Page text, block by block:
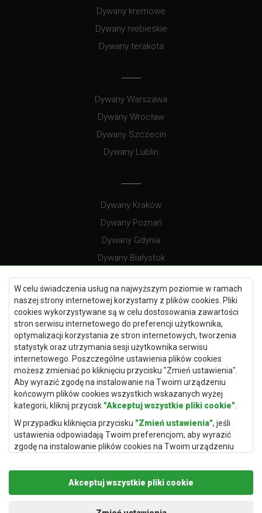
W celu świadczenia usług na najwyższym poziomie w ramach
naszej strony internetowej korzystamy z plików cookies. Pliki
cookies wykorzystywane są w celu dostosowania zawartości
stron serwisu internetowego do preferencji użytkownika,
optymalizacji korzystania ze stron internetowych, tworzenia
statystyk oraz utrzymania sesji użytkownika serwisu
internetowego. Poszczególne ustawienia plików cookies
możesz zmieniać po kliknięciu przycisku "Zmień ustawienia".
Aby wyrazić zgodę na instalowanie na Twoim urządzeniu
końcowym plików cookies wszystkich wskazanych wyżej
kategorii, kliknij przycisk "Akceptuj wszystkie pliki cookie"
W przypadku kliknięcia przycisku "Zmień ustawienia", jeśli
ustawienia odpowiadają Twoim preferencjom, aby wyrazić
zgodę na instalowanie plików cookies na Twoim urządzeniu
"Zapisz i zaakceptuj".
Podstawą przetwarzania danych osobowych, w zakresie w
administratora danych osobowych (Rugito Radosław Bartosik z
Akceptuj wszystkie pliki cookie
Dywany kremowe
Dywany niebieskie
Dywany terakota
Dywany Warszawa
Dywany Wrocław
Dywany Szczecin
Dywany Lublin
Dywany Kraków
Dywany Poznań
Dywany Gdynia
Dywany Białystok
Dywany Kielce
Dywany Gdańsk
Dywany Toruń
Dywany Bydgoszcz
Dywany Katowice
Dywany Rzeszów
Dywany Częstochowa